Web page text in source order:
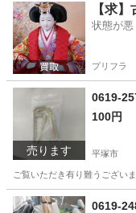
神奈川 収納
【求
状態が
プリフラ
売ります
0619-
100円
平塚市
ご覧いただき有り難うござい
神奈川 平塚市 0619-